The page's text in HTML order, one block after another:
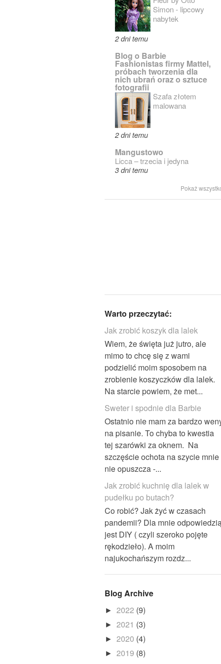
Simon - lipcowy
nabytek
2 dni temu
Blog o Barbie
Fashionistas firmy Mattel,
próbach tworzenia dla
nich ubrań oraz o sztuce
fotografii
Szafa złotem
malowana
2 dni temu
Mangustowo
Licca – trzecia i jedyna
3 dni temu
Pokaż
Warto przeczytać:
Jak zrobić koszyk dla lalek
Wiem, że święta już jutro, ale
mimo to chcę się z wami
podzielić moim sposobem na
zrobienie koszyczków dla lalek.
Na starcie powiem, że met...
Sweter i spodnie dla Barbie
Ostatnio nie mam za bardzo
na pisanie. To chyba to kwestia
tej szarówki za oknem. Na
szczęście ochota na szycie mnie
nie opuszcza -...
Jak zrobić kuchnię dla lalek w
pudełku po butach?
Co robić? Jak żyć w czasach
pandemii? Dla mnie
jest DIY ( czyli szeroko pojęte
rękodzieło). A moim
najukochańszym rozdz...
Blog Archive
► 2022 (9)
► 2021 (3)
► 2020 (4)
► 2019 (8)